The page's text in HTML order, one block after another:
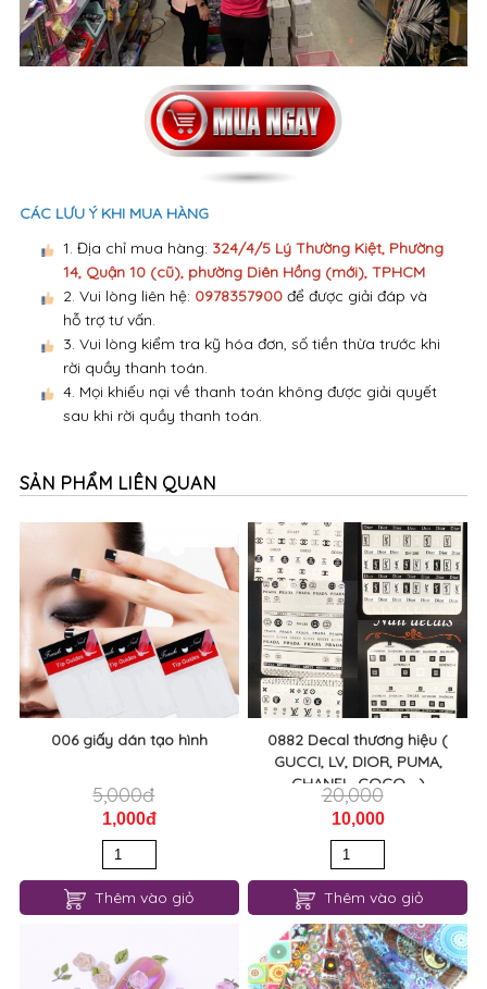
CÁC LƯU Ý KHI MUA HÀNG
1. Địa chỉ mua hàng: 324/4/5 Lý Thường Kiệt, Phường
14, Quận 10 (cũ), phường Diên Hồng (mới), TPHCM
2. Vui lòng liên hệ: 0978357900để được giải đáp và
hỗ trợ tư vấn.
3. Vui lòng kiểm tra kỹ hóa đơn, số tiền thừa trước khi
rời quầy thanh toán.
4. Mọi khiếu nại về thanh toán không được giải quyết
sau khi rời quầy thanh toán.
SẢN PHẨM LIÊN QUAN
006 giấy dán tạo hình
5,000đ
1,000đ
Thêm vào giỏ
0882 Decal thương hiệu (
GUCCI, LV, DIOR, PUMA,
CHANEL, COCO,...)
20,000
10,000
Thêm vào giỏ